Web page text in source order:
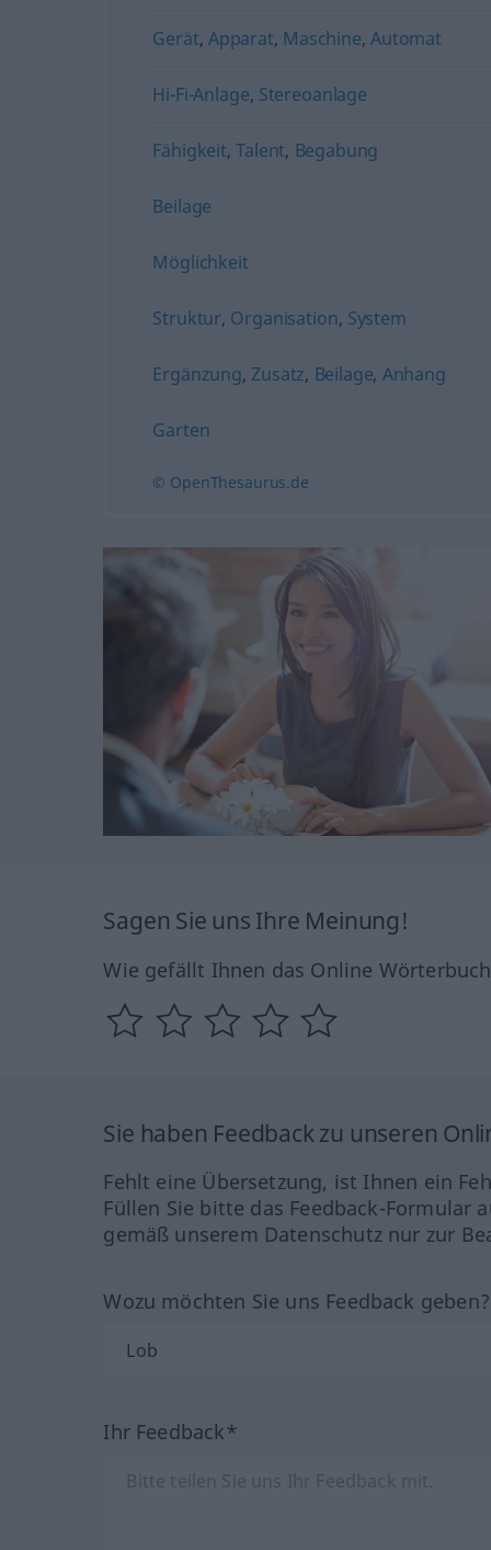
Gerät, Apparat, Maschine,Automat
Hi-Fi-Anlage, Stereoanlage
Fähigkeit,Talent, Begabung
Beilage
Möglichkeit
Struktur, Organisation, System
Ergänzung, Zusatz, Beilage, Anhang
Garten
© OpenThesaurus.de
Sagen Sie uns Ihre Meinung!
Wie gefällt Ihnen das Online
Sie haben Feedback zu unseren
Fehlt eine Übersetzung, ist Ihnen ein
Füllen Sie bitte das Feedback-Formular
gemäß unserem Datenschutz nur zur
Wozu möchten Sie uns Feedback
Ihr Feedback*